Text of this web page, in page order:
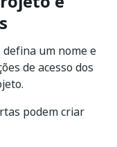
um nome e
de acesso dos
podem criar